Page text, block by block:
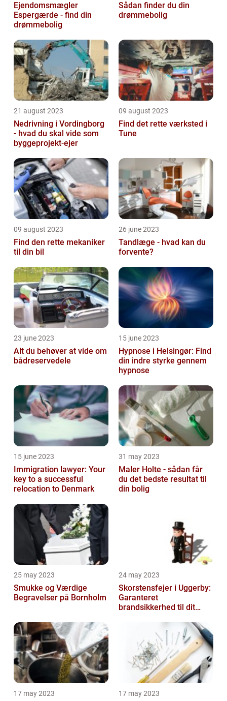
Ejendomsmægler
Espergærde - find din
drømmebolig
Sådan finder du din
drømmebolig
21 august 2023
Nedrivning i Vordingborg
- hvad du skal vide som
byggeprojekt-ejer
09 august 2023
Find det rette værksted i
Tune
09 august 2023
Find den rette mekaniker
til din bil
26 june 2023
Tandlæge - hvad kan du
forvente?
23 june 2023
Alt du behøver at vide om
bådreservedele
15 june 2023
Hypnose i Helsingør: Find
din indre styrke gennem
hypnose
15 june 2023
Immigration lawyer: Your
key to a successful
relocation to Denmark
31 may 2023
Maler Holte - sådan får
du det bedste resultat til
din bolig
25 may 2023
Smukke og Værdige
Begravelser på Bornholm
24 may 2023
Skorstensfejer i Uggerby:
Garanteret
brandsikkerhed til dit
17 may 2023 17 may 2023